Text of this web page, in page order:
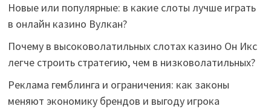
Новые или популярные: в какие слоты лучше играть
в онлайн казино Вулкан?
Почему в высоковолатильных слотах казино Он Икс
легче строить стратегию, чем в низковолатильных?
Реклама гемблинга и ограничения: как законы
меняют экономику брендов и выгоду игрока